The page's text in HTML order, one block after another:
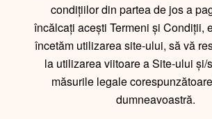
condițiilor din partea de jos a
încălcați acești Termeni și Condiții,
încetăm utilizarea site-ului, să vă
la utilizarea viitoare a Site-ului și/
măsurile legale
dumneavoastră.